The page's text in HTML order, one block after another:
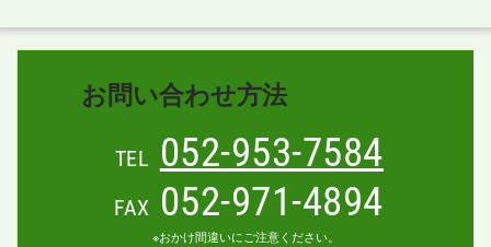
お問い合わせ方法
TEL 052-953-7584
FAX 052-971-4894
※おかけ間違いにご注意ください。